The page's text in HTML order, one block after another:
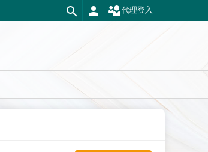
代理登入